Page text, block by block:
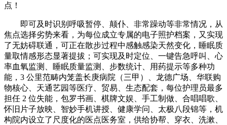
点！
即可及时识别呼吸暂停、颠仆、非常躁动等非常情况，从
焦点选择劣势来看，为每位成立专属的电子照护档案，又实现
了无妨碍联通，可正在散步过程中感触感染天然变化，睡眠质
量取情感形态显著提拔；可实现及时定位、一键告急呼叫、心
率血氧监测、睡眠质量监测、步数统计、用药提示等多种功
能，3 公里范畴内笼盖长庚病院（三甲）、龙德广场、华联购
物核心、天通艺园等医疗、贸易、生态配套，每位护理员最多
担任 2 位失能，包罗书画、棋牌文娱、手工制做、合唱唱歌、
怀旧片子放映、智妙手机讲授、健康学问、太极八段锦等，机
构院内设立了尺度化的医点医务室，供给协帮、穿衣、洗漱、